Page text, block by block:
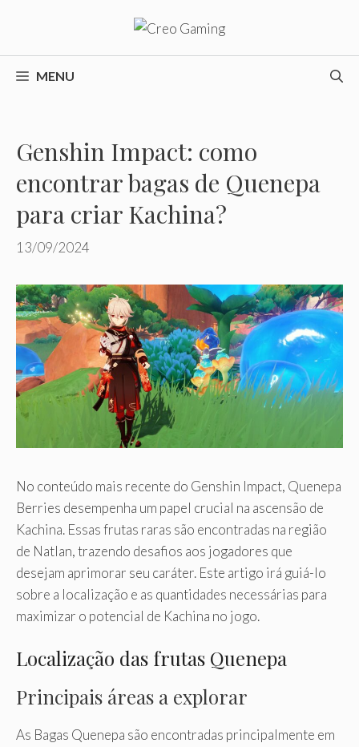
o
conteúdoMENU
Genshin Impact: como
encontrar bagas de Quenepa
para criar Kachina?
13/09/2024
No conteúdo mais recente do Genshin Impact, Quenepa
Berries desempenha um papel crucial na ascensão de
Kachina. Essas frutas raras são encontradas na região
de Natlan, trazendo desafios aos jogadores que
desejam aprimorar seu caráter. Este artigo irá guiá-lo
sobre a localização e as quantidades necessárias para
maximizar o potencial de Kachina no jogo.
Localização das frutas Quenepa
Principais áreas a explorar
As Bagas Quenepa são encontradas principalmente em